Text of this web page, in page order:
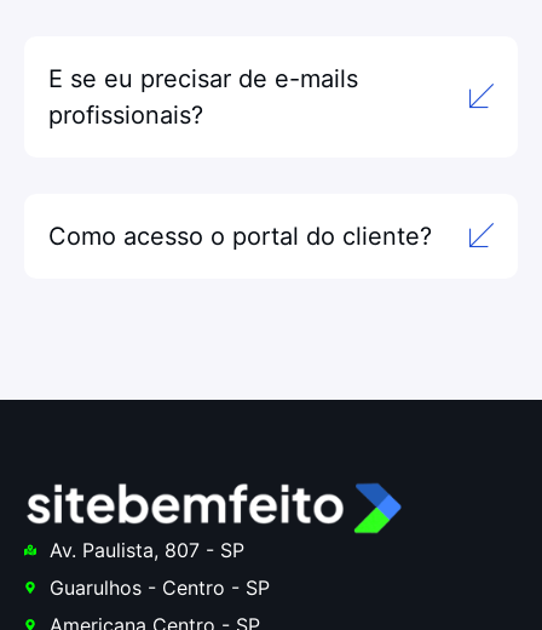
E se eu precisar de e-mails
profissionais?
Como acesso o portal do cliente?
Av. Paulista, 807 - SP
Guarulhos - Centro - SP